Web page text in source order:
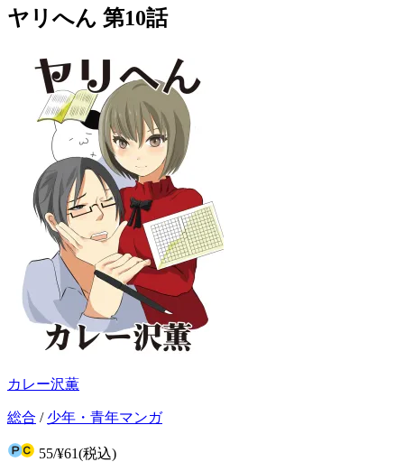
ヤリへん 第10話
カレー沢薫
総合 / 少年・青年マンガ
55/¥61(税込)